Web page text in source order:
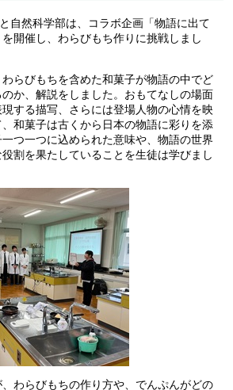
自然科学部は、コラボ企画「物語に出て
開催し、わらびもち作りに挑戦しまし
らびもちを含めた和菓子が物語の中でど
か、解説をしました。おもてなしの場面
する描写、さらには登場人物の心情を映
和菓子は古くから日本の物語に彩りを添
つ一つに込められた意味や、物語の世界
割を果たしていることを生徒は学びまし
わらびもちの作り方や、でんぷんがどの